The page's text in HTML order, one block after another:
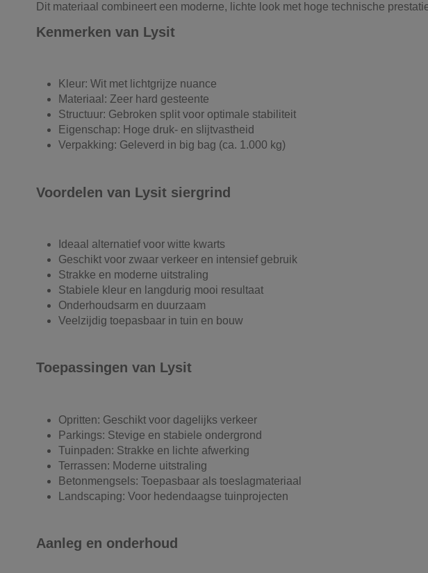
Dit materiaal combineert een moderne, lichte look met hoge technische
Kenmerken van Lysit
Kleur: Wit met lichtgrijze nuance
Materiaal: Zeer hard gesteente
Structuur: Gebroken split voor optimale stabiliteit
Eigenschap: Hoge druk- en slijtvastheid
Verpakking: Geleverd in big bag (ca. 1.000 kg)
Voordelen van Lysit siergrind
Ideaal alternatief voor witte kwarts
Geschikt voor zwaar verkeer en intensief gebruik
Strakke en moderne uitstraling
Stabiele kleur en langdurig mooi resultaat
Onderhoudsarm en duurzaam
Veelzijdig toepasbaar in tuin en bouw
Toepassingen van Lysit
Opritten: Geschikt voor dagelijks verkeer
Parkings: Stevige en stabiele ondergrond
Tuinpaden: Strakke en lichte afwerking
Terrassen: Moderne uitstraling
Betonmengsels: Toepasbaar als toeslagmateriaal
Landscaping: Voor hedendaagse tuinprojecten
Aanleg en onderhoud